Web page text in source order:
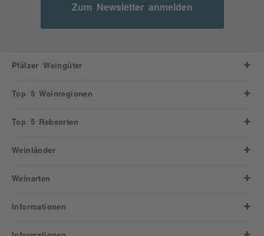
Zum Newsletter anmelden
Pfälzer Weingüter
Top 5 Weinregionen
Top 5 Rebsorten
Weinländer
Weinarten
Informationen
Informationen